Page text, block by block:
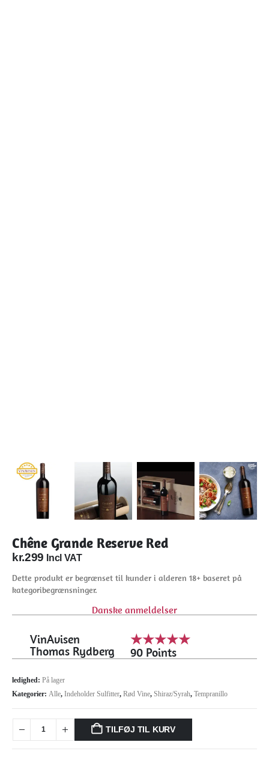
Chêne Grande Reserve Red
kr.299 Incl VAT
Dette produkt er begrænset til kunder i alderen 18+ baseret på
kategoribegrænsninger.
Danske anmeldelser
VinAvisen
Thomas Rydberg
★★★★★
90 Points
ledighed: På lager
Kategorier: Alle, Indeholder Sulfitter, Rød Vine, Shiraz/Syrah, Tempranillo
TILFØJ TIL KURV